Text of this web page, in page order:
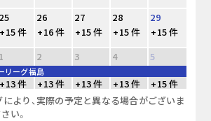
25 26 27 28
29
+15 件 +16 件 +15 件 +15 件
+15 件
1 2 3 4 5
リーグ福島
+13 件 +13 件 +13 件 +13 件
+15 件
より、実際の予定と異なる場合がございま
い。